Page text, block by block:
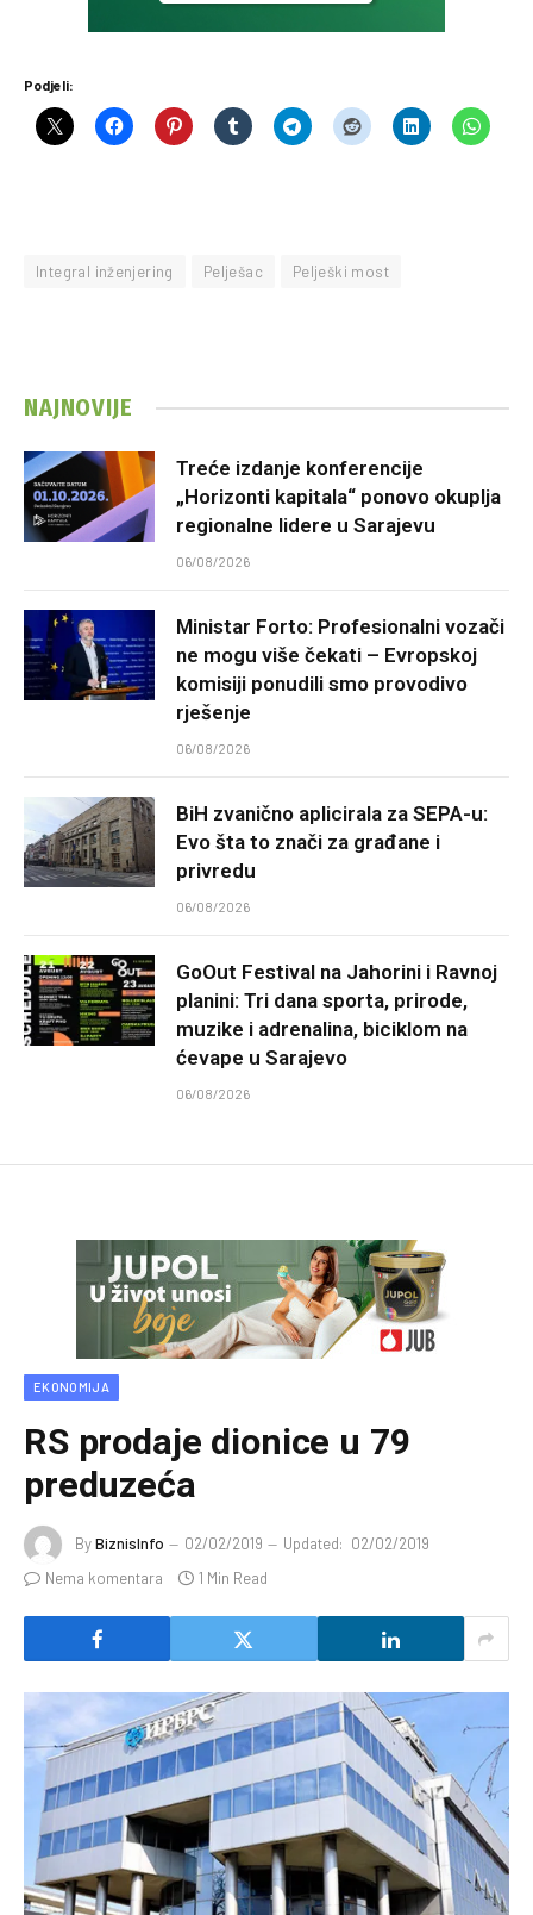
Podjeli:
Integral inženjering Pelješac Pelješki most
NAJNOVIJE
Treće izdanje konferencije
„Horizonti kapitala“ ponovo okuplja
regionalne lidere u Sarajevu
06/08/2026
Ministar Forto: Profesionalni vozači
ne mogu više čekati – Evropskoj
komisiji ponudili smo provodivo
rješenje
06/08/2026
BiH zvanično aplicirala za SEPA-u:
Evo šta to znači za građane i
privredu
06/08/2026
GoOut Festival na Jahorini i Ravnoj
planini: Tri dana sporta, prirode,
muzike i adrenalina, biciklom na
ćevape u Sarajevo
06/08/2026
EKONOMIJA
RS prodaje dionice u 79
preduzeća
ByBiznisInfo 02/02/2019 Updated: 02/02/2019
Nema komentara
1 Min Read